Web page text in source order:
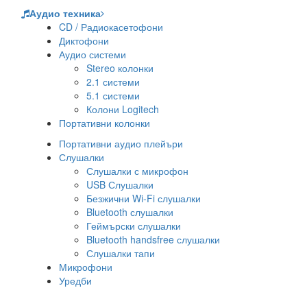
Аудио техника
CD / Радиокасетофони
Диктофони
Аудио системи
Stereo колонки
2.1 системи
5.1 системи
Колони Logitech
Портативни колонки
Портативни аудио плейъри
Слушалки
Слушалки с микрофон
USB Слушалки
Безжични Wi-Fi слушалки
Bluetooth слушалки
Геймърски слушалки
Bluetooth handsfree слушалки
Слушалки тапи
Микрофони
Уредби